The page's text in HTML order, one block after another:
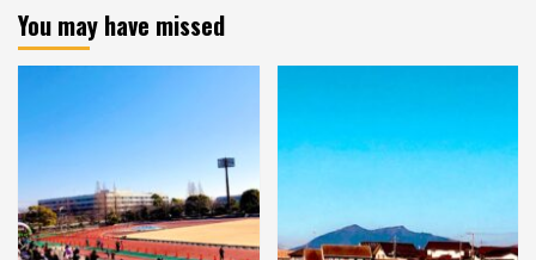
You may have missed